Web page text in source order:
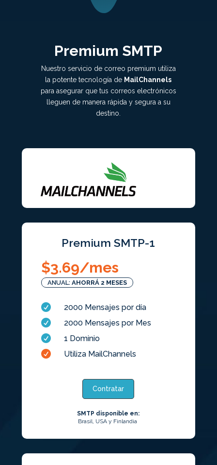
Premium SMTP
Nuestro servicio de correo premium utiliza
la potente tecnología de MailChannels
para asegurar que tus correos electrónicos
lleguen de manera rápida y segura a su
destino.
Premium SMTP-1
$3.69/mes
ANUAL: AHORRÁ 2 MESES
 2000 Mensajes por día
 2000 Mensajes por Mes
 1 Dominio
 Utiliza MailChannels
Contratar
SMTP disponible en:
Brasil, USA y Finlandia